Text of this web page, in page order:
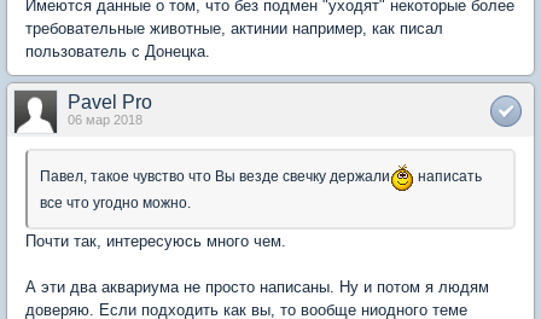
Имеются данные о том, что без подмен "уходят" некоторые более
требовательные животные, актинии например, как писал
пользователь с Донецка.
Pavel Pro
06 мар 2018
Павел, такое чувство что Вы везде свечку держали
написать
все что угодно можно.
Почти так, интересуюсь много чем.
А эти два аквариума не просто написаны. Ну и потом я людям
доверяю. Если подходить как вы, то вообще ниодного теме